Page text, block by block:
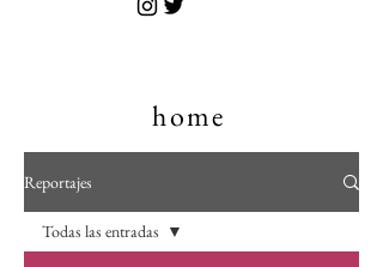
home
Reportajes
Todas las entradas